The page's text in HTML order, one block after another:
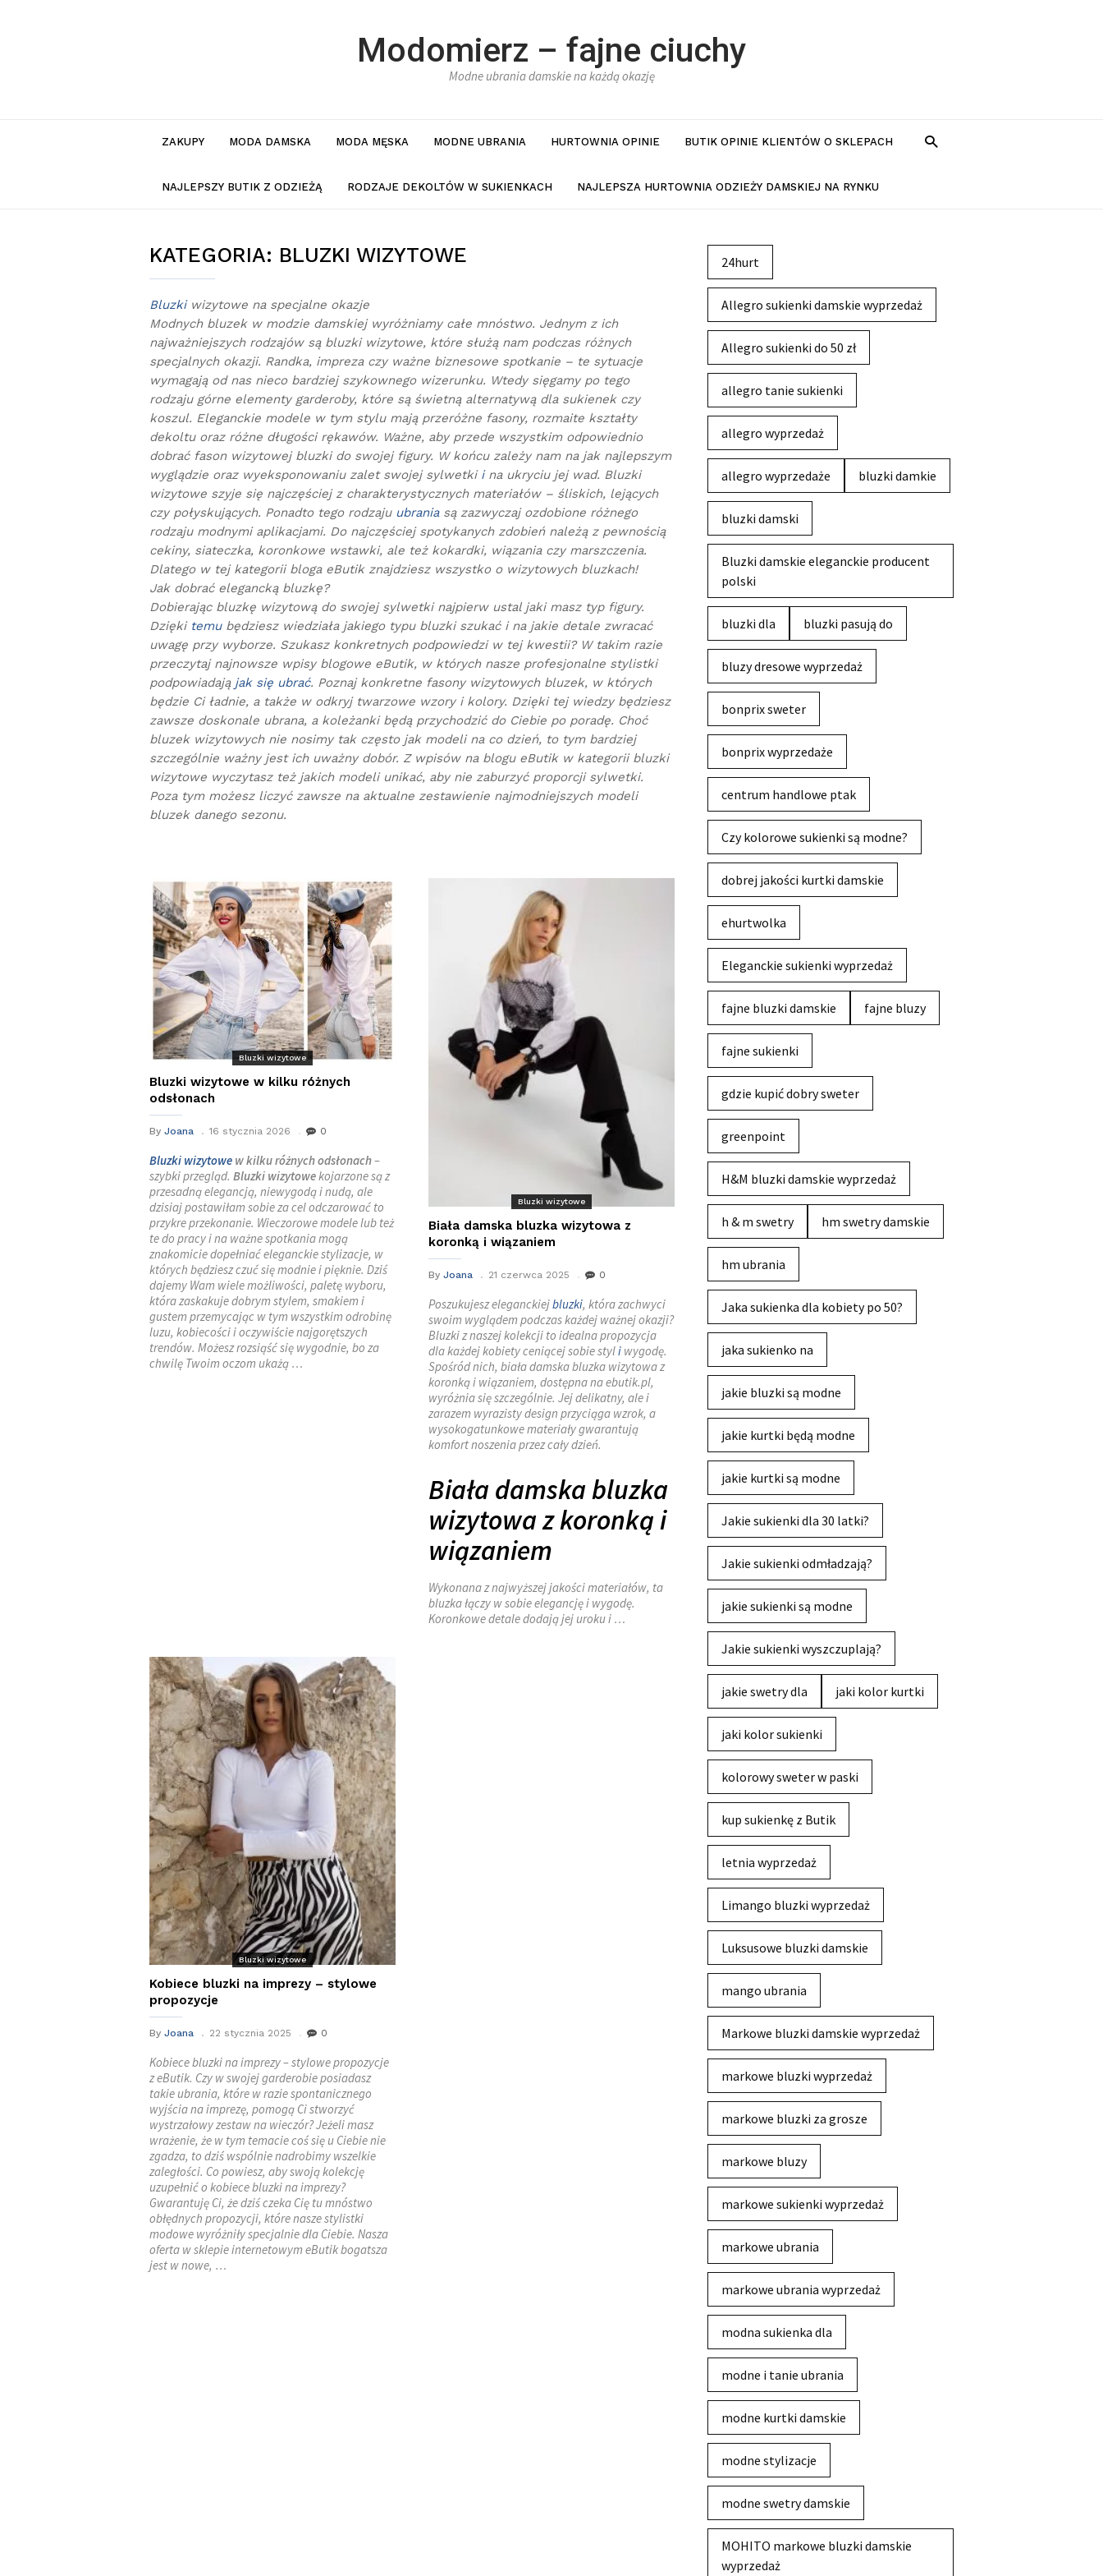
Modomierz – fajne ciuchy
Modne ubrania damskie na każdą okazję
ZAKUPY MODA DAMSKA MODA MĘSKA MODNE UBRANIA HURTOWNIA OPINIE BUTIK OPINIE KLIENTÓW O SKLEPACH
NAJLEPSZY BUTIK Z ODZIEŻĄ RODZAJE DEKOLTÓW W SUKIENKACH NAJLEPSZA HURTOWNIA ODZIEŻY DAMSKIEJ NA RYNKU
KATEGORIA: BLUZKI WIZYTOWE
Bluzkiwizytowe na specjalne okazje
Modnych bluzek w modzie damskiej wyróżniamy całe mnóstwo. Jednym z ich
najważniejszych rodzajów są bluzki wizytowe, które służą nam podczas różnych
specjalnych okazji. Randka, impreza czy ważne biznesowe spotkanie – te sytuacje
wymagają od nas nieco bardziej szykownego wizerunku. Wtedy sięgamy po tego
rodzaju górne elementy garderoby, które są świetną alternatywą dla sukienek czy
koszul. Eleganckie modele w tym stylu mają przeróżne fasony, rozmaite kształty
dekoltu oraz różne długości rękawów. Ważne, aby przede wszystkim odpowiednio
dobrać fason wizytowej bluzki do swojej figury. W końcu zależy nam na jak najlepszym
wyglądzie oraz wyeksponowaniu zalet swojej sylwetki ina ukryciu jej wad. Bluzki
wizytowe szyje się najczęściej z charakterystycznych materiałów – śliskich, lejących
czy połyskujących. Ponadto tego rodzaju ubraniasą zazwyczaj ozdobione różnego
rodzaju modnymi aplikacjami. Do najczęściej spotykanych zdobień należą z pewnością
cekiny, siateczka, koronkowe wstawki, ale też kokardki, wiązania czy marszczenia.
Dlatego w tej kategorii bloga eButik znajdziesz wszystko o wizytowych bluzkach!
Jak dobrać elegancką bluzkę?
Dobierając bluzkę wizytową do swojej sylwetki najpierw ustal jaki masz typ figury.
Dzięki temubędziesz wiedziała jakiego typu bluzki szukać i na jakie detale zwracać
uwagę przy wyborze. Szukasz konkretnych podpowiedzi w tej kwestii? W takim razie
przeczytaj najnowsze wpisy blogowe eButik, w których nasze profesjonalne stylistki
podpowiadają jak się ubrać. Poznaj konkretne fasony wizytowych bluzek, w których
będzie Ci ładnie, a także w odkryj twarzowe wzory i kolory. Dzięki tej wiedzy będziesz
zawsze doskonale ubrana, a koleżanki będą przychodzić do Ciebie po poradę. Choć
bluzek wizytowych nie nosimy tak często jak modeli na co dzień, to tym bardziej
szczególnie ważny jest ich uważny dobór. Z wpisów na blogu eButik w kategorii bluzki
wizytowe wyczytasz też jakich modeli unikać, aby nie zaburzyć proporcji sylwetki.
Poza tym możesz liczyć zawsze na aktualne zestawienie najmodniejszych modeli
bluzek danego sezonu.
Bluzki wizytowe
Bluzki wizytowe w kilku różnych
odsłonach
By Joana 16 stycznia 2026 0
Bluzki wizytowe w kilku różnych odsłonach–
szybki przegląd. Bluzki wizytowekojarzone są z
przesadną elegancją, niewygodą i nudą, ale
dzisiaj postawiłam sobie za cel odczarować to
przykre przekonanie. Wieczorowe modele lub też
te do pracy i na ważne spotkania mogą
znakomicie dopełniać eleganckie stylizacje, w
których będziesz czuć się modnie i pięknie. Dziś
dajemy Wam wiele możliwości, paletę wyboru,
która zaskakuje dobrym stylem, smakiem i
gustem przemycając w tym wszystkim odrobinę
luzu, kobiecości i oczywiście najgorętszych
trendów. Możesz rozsiąść się wygodnie, bo za
chwilę Twoim oczom ukażą …
Bluzki wizytowe
Biała damska bluzka wizytowa z
koronką i wiązaniem
By Joana 21 czerwca 2025 0
Poszukujesz eleganckiejbluzki, która zachwyci
swoim wyglądem podczas każdej ważnej okazji?
Bluzki z naszej kolekcji to idealna propozycja
dla każdej kobiety ceniącej sobie styli wygodę.
Spośród nich, biała damska bluzka wizytowa z
koronką i wiązaniem, dostępna na ebutik.pl,
wyróżnia się szczególnie. Jej delikatny, ale i
zarazem wyrazisty design przyciąga wzrok, a
wysokogatunkowe materiały gwarantują
komfort noszenia przez cały dzień.
Biała damska bluzka
wizytowa z koronką i
wiązaniem
Wykonana z najwyższej jakości materiałów, ta
bluzka łączy w sobie elegancję i wygodę.
Koronkowe detale dodają jej uroku i …
Bluzki wizytowe
Kobiece bluzki na imprezy – stylowe
propozycje
By Joana 22 stycznia 2025 0
Kobiece bluzki na imprezy – stylowe propozycje
z eButik. Czy w swojej garderobie posiadasz
takie ubrania, które w razie spontanicznego
wyjścia na imprezę, pomogą Ci stworzyć
wystrzałowy zestaw na wieczór? Jeżeli masz
wrażenie, że w tym temacie coś się u Ciebie nie
zgadza, to dziś wspólnie nadrobimy wszelkie
zaległości. Co powiesz, aby swoją kolekcję
uzupełnić o kobiece bluzki na imprezy?
Gwarantuję Ci, że dziś czeka Cię tu mnóstwo
obłędnych propozycji, które nasze stylistki
modowe wyróżniły specjalnie dla Ciebie. Nasza
oferta w sklepie internetowym eButik bogatsza
jest w nowe, …
24hurt
Allegro sukienki damskie wyprzedaż
Allegro sukienki do 50 zł
allegro tanie sukienki
allegro wyprzedaż
allegro wyprzedaże bluzki damkie
bluzki damski
Bluzki damskie eleganckie producent
polski
bluzki dla bluzki pasują do
bluzy dresowe wyprzedaż
bonprix sweter
bonprix wyprzedaże
centrum handlowe ptak
Czy kolorowe sukienki są modne?
dobrej jakości kurtki damskie
ehurtwolka
Eleganckie sukienki wyprzedaż
fajne bluzki damskie fajne bluzy
fajne sukienki
gdzie kupić dobry sweter
greenpoint
H&M bluzki damskie wyprzedaż
h & m swetry hm swetry damskie
hm ubrania
Jaka sukienka dla kobiety po 50?
jaka sukienko na
jakie bluzki są modne
jakie kurtki będą modne
jakie kurtki są modne
Jakie sukienki dla 30 latki?
Jakie sukienki odmładzają?
jakie sukienki są modne
Jakie sukienki wyszczuplają?
jakie swetry dla jaki kolor kurtki
jaki kolor sukienki
kolorowy sweter w paski
kup sukienkę z Butik
letnia wyprzedaż
Limango bluzki wyprzedaż
Luksusowe bluzki damskie
mango ubrania
Markowe bluzki damskie wyprzedaż
markowe bluzki wyprzedaż
markowe bluzki za grosze
markowe bluzy
markowe sukienki wyprzedaż
markowe ubrania
markowe ubrania wyprzedaż
modna sukienka dla
modne i tanie ubrania
modne kurtki damskie
modne stylizacje
modne swetry damskie
MOHITO markowe bluzki damskie
wyprzedaż